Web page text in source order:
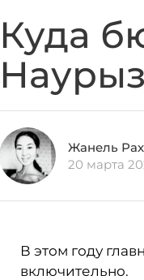
Куда
Наурыз
Жанель
20 марта
В этом году
включительно.